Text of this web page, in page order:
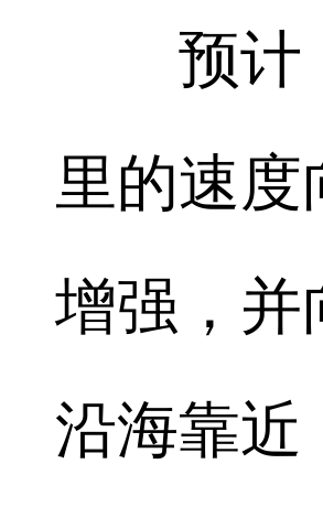
预计，
里的速
增强，并
沿海靠近